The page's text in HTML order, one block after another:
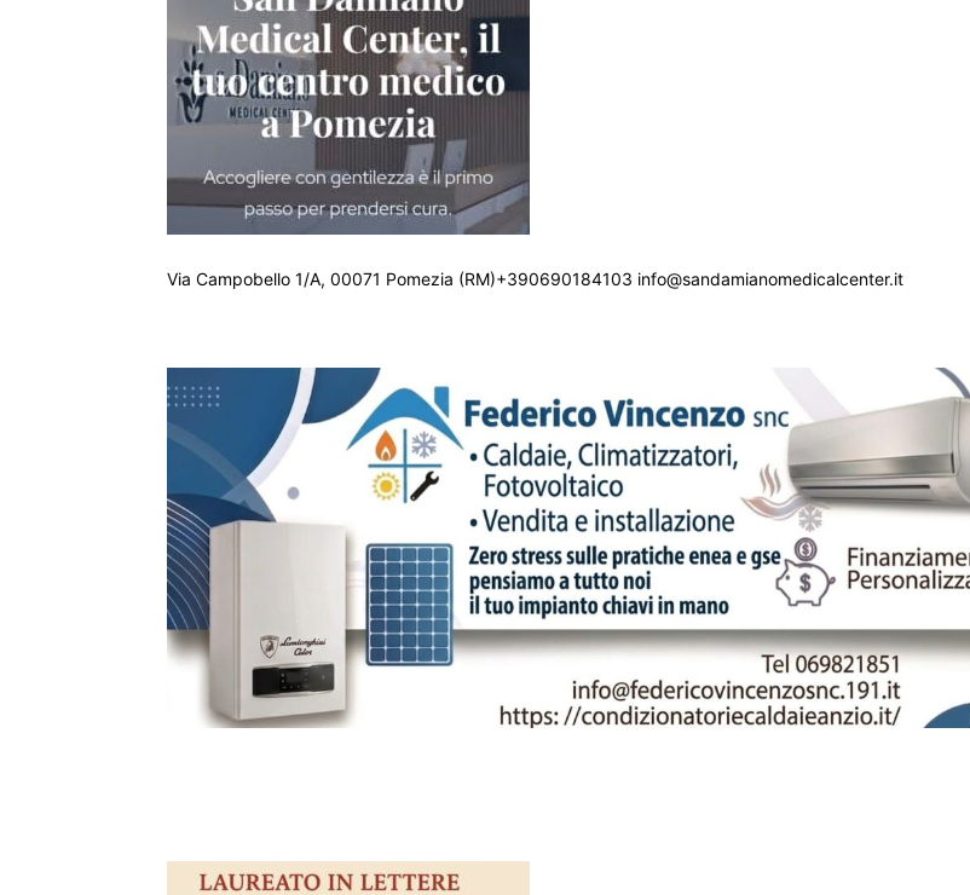
Via Campobello 1/A, 00071 Pomezia (RM)+390690184103 info@sandamianomedicalcenter.it